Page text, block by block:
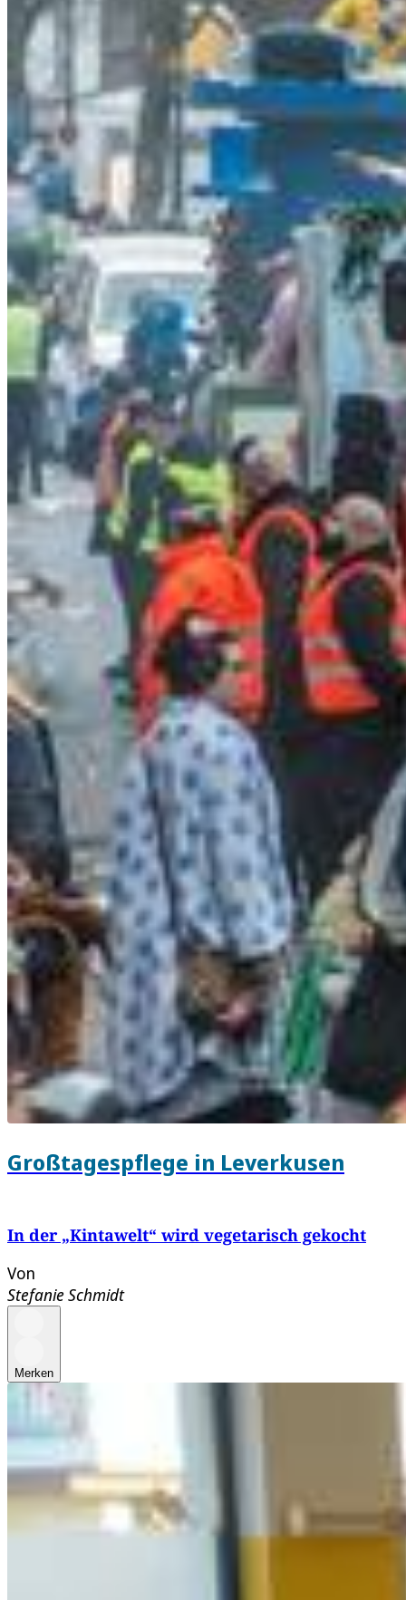
Großtagespflege in Leverkusen
In der „Kintawelt“ wird vegetarisch gekocht
Von
Stefanie Schmidt
Merken